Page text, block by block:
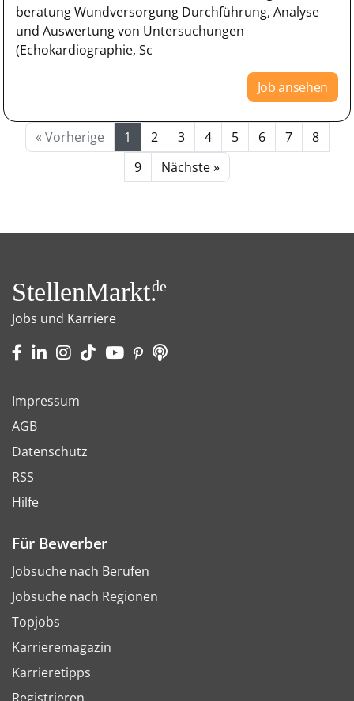
beratung Wundversorgung Durchführung, Analyse
und Auswertung von Untersuchungen
(Echokardiographie, Sc
Job ansehen
« Vorherige 1 2 3 4 5 6 7
8
9
Nächste »
StellenMarkt.de
Jobs und Karriere
Impressum
AGB
Datenschutz
RSS
Hilfe
Für Bewerber
Jobsuche nach Berufen
Jobsuche nach Regionen
Topjobs
Karrieremagazin
Karrieretipps